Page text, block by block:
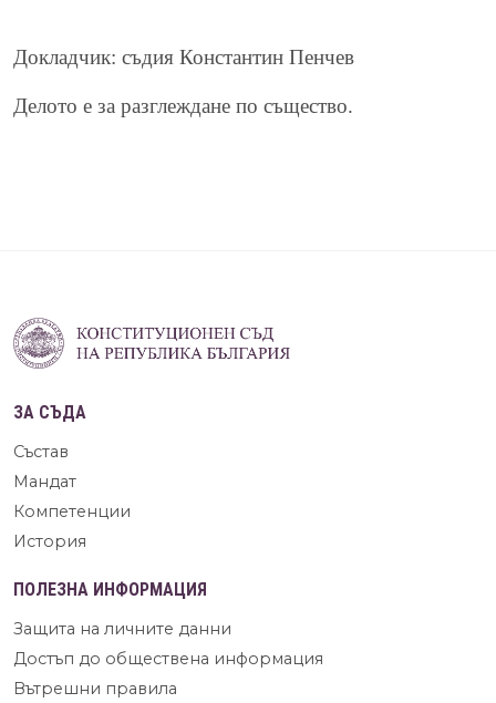
Докладчик: съдия Константин Пенчев
Делото е за разглеждане по същество.
ЗА СЪДА
Състав
Мандат
Компетенции
История
ПОЛЕЗНА ИНФОРМАЦИЯ
Защита на личните данни
Достъп до обществена информация
Вътрешни правила